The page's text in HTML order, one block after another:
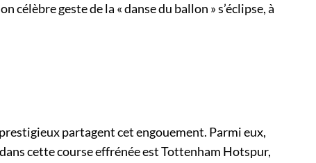
geste de la « danse du ballon » s’éclipse, à
partagent cet engouement. Parmi eux,
cette course effrénée est Tottenham Hotspur,